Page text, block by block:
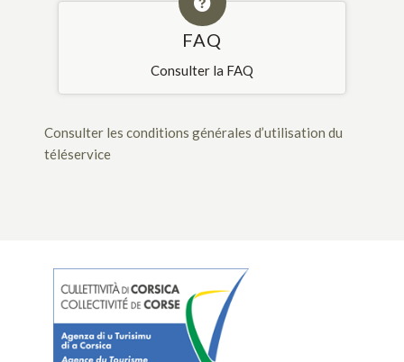
FAQ
Consulter la FAQ
Consulter les conditions générales d’utilisation du
téléservice